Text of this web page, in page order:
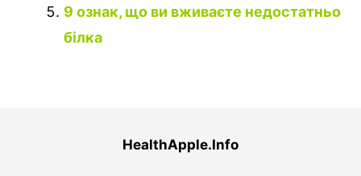
9 ознак, що ви вживаєте недостатньо
білка
HealthApple.Info